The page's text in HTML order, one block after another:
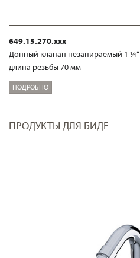
649.15.270.xxx
Донный клапан незапираемый 1 ¼“
длина резьбы 70 мм
ПОДРОБНО
ПРОДУКТЫ ДЛЯ БИДЕ